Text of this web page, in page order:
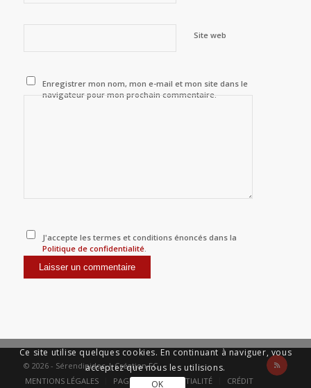
Site web
Enregistrer mon nom, mon e-mail et mon site dans le
navigateur pour mon prochain commentaire.
J'accepte les termes et conditions énoncés dans la
Politique de confidentialité
© 2026 - Sérendipidoc |Création FC
MENTIONS LÉGALES
PAGE DE CONFIDENTIALITÉ CRÉDIT
Ce site utilise quelques cookies. En continuant à naviguer, vous
acceptez que nous les utilisions.
OK